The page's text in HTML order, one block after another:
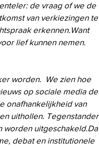
de vraag of we de
van verkiezingen te
erkennen.Want
lief kunnen nemen.
worden.  We zien hoe
op sociale media de
onafhankelijkheid van
uithollen.
debat en institutionele